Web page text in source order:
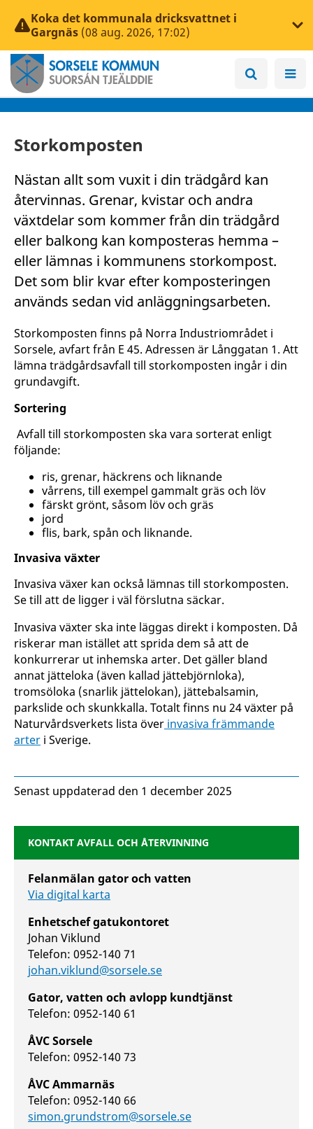
Koka det kommunala dricksvattnet i
Gargnäs (08 aug. 2026, 17:02)
Storkomposten
Nästan allt som vuxit i din trädgård kan
återvinnas. Grenar, kvistar och andra
växtdelar som kommer från din trädgård
eller balkong kan komposteras hemma –
eller lämnas i kommunens storkompost.
Det som blir kvar efter komposteringen
används sedan vid anläggningsarbeten.
Storkomposten finns på Norra Industriområdet i
Sorsele, avfart från E 45. Adressen är Långgatan 1. Att
lämna trädgårdsavfall till storkomposten ingår i din
grundavgift.
Sortering
Avfall till storkomposten ska vara sorterat enligt
följande:
ris, grenar, häckrens och liknande
vårrens, till exempel gammalt gräs och löv
färskt grönt, såsom löv och gräs
jord
flis, bark, spån och liknande.
Invasiva växter
Invasiva växer kan också lämnas till storkomposten.
Se till att de ligger i väl förslutna säckar.
Invasiva växter ska inte läggas direkt i komposten. Då
riskerar man istället att sprida dem så att de
konkurrerar ut inhemska arter. Det gäller bland
annat jätteloka (även kallad jättebjörnloka),
tromsöloka (snarlik jättelokan), jättebalsamin,
parkslide och skunkkalla. Totalt finns nu 24 växter på
Naturvårdsverkets lista över invasiva främmande
arter i Sverige.
Senast uppdaterad den 1 december 2025
KONTAKT AVFALL OCH ÅTERVINNING
Felanmälan gator och vatten
Via digital karta
Enhetschef gatukontoret
Johan Viklund
Telefon: 0952-140 71
johan.viklund@sorsele.se
Gator, vatten och avlopp kundtjänst
Telefon: 0952-140 61
ÅVC Sorsele
Telefon: 0952-140 73
ÅVC Ammarnäs
Telefon: 0952-140 66
simon.grundstrom@sorsele.se